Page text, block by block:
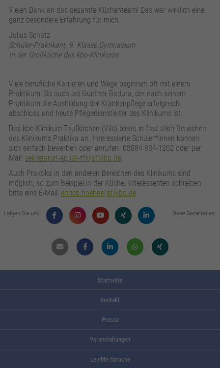
Vielen Dank an das gesamte Küchenteam! Das war wirklich eine
ganz besondere Erfahrung für mich.
Julius Schatz
Schüler-Praktikant, 9. Klasse Gymnasium
In der Großküche des kbo-Klinikums
Viele berufliche Karrieren und Wege beginnen oft mit einem
Praktikum. So auch bei Günther Badura, der nach seinem
Praktikum die Ausbildung der Krankenpflege erfolgreich
abschloss und heute Pflegedienstleiter des Klinikums ist.
Das kbo-Klinikum Taufkirchen (Vils) bietet in fast allen Bereichen
des Klinikums Praktika an. Interessierte Schüler*innen können
sich einfach bewerben oder anrufen. 08084 934-1202 oder per
Mail: sekretariat-ap.iak-tfk(at)kbo.de.
Auch Praktika in den anderen Bereichen des Klinikums sind
möglich, so zum Beispiel in der Küche. Interessenten schreiben
bitte eine E-Mail:enrico.hoehne(at)kbo.de
Folgen Sie uns: Diese Seite teilen:
Mail FacebookLinkdin WhatsappXing
Startseite
Kontakt
Presse
Veranstaltungen
Leichte Sprache